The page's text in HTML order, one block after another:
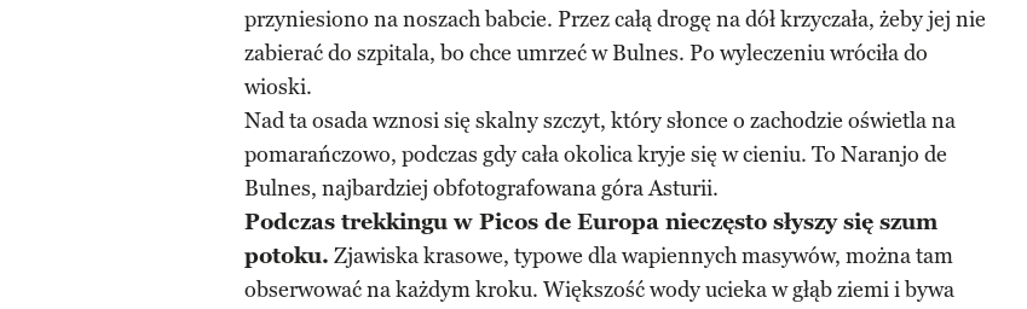
przyniesiono na noszach babcie. Przez całą drogę na dół krzyczała, żeby jej nie
zabierać do szpitala, bo chce umrzeć w Bulnes. Po wyleczeniu wróciła do
wioski.
Nad ta osada wznosi się skalny szczyt, który słonce o zachodzie oświetla na
pomarańczowo, podczas gdy cała okolica kryje się w cieniu. To Naranjo de
Bulnes, najbardziej obfotografowana góra Asturii.
Podczas trekkingu w Picos de Europa nieczęsto słyszy się szum
potoku. Zjawiska krasowe, typowe dla wapiennych masywów, można tam
obserwować na każdym kroku. Większość wody ucieka w głąb ziemi i bywa